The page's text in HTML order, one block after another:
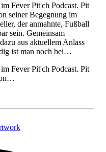
Fever Pit'ch Podcast. Pit
seiner Begegnung im
der anmahnte, Fußball
sein. Gemeinsam
aus aktuellem Anlass
ist man noch bei…
Fever Pit'ch Podcast. Pit